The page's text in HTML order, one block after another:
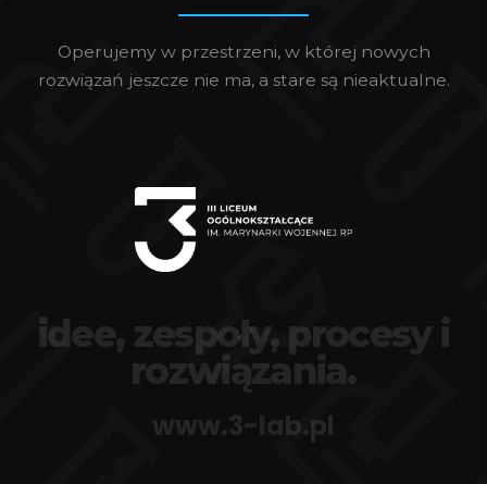
Operujemy w przestrzeni, w której nowych
rozwiązań jeszcze nie ma, a stare są nieaktualne.
idee, zespoły, procesy i
rozwiązania.
www.3-lab.pl